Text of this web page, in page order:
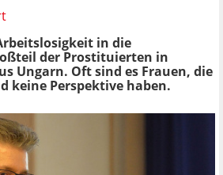
in die
der Prostituierten in
Ungarn. Oft sind es Frauen, die
keine Perspektive haben.